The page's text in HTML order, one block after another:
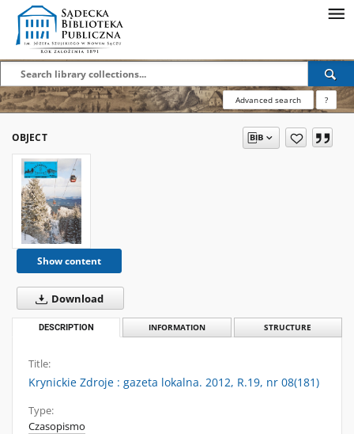
Advanced search ?
OBJECT
Show content
Download
DESCRIPTION INFORMATION STRUCTURE
Title:
Krynickie Zdroje : gazeta lokalna. 2012, R.19, nr 08(181)
Type:
Czasopismo